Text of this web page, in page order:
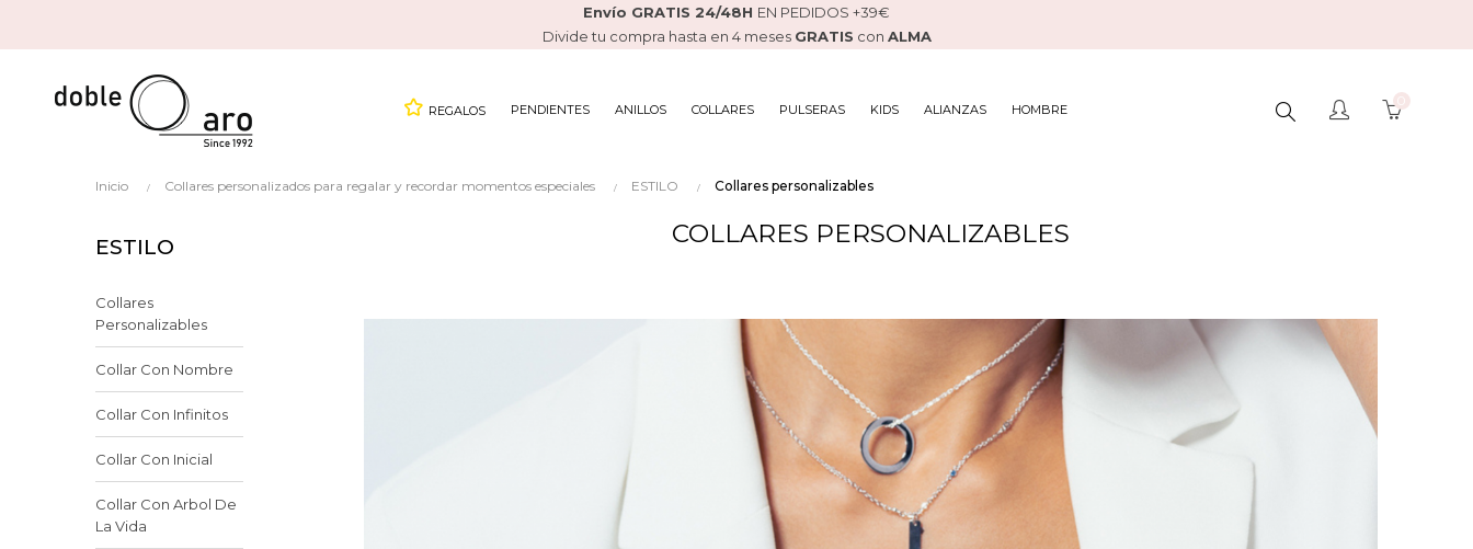
Envío GRATIS 24/48H EN PEDIDOS +39€
Divide tu compra hasta en 4 meses GRATIS con ALMA
REGALOS PENDIENTES ANILLOS COLLARES PULSERAS KIDS ALIANZAS HOMBRE BUSCAR
Inicio Collares personalizados para regalar y recordar momentos especiales ESTILO Collares personalizables
ESTILO
Collares
Personalizables
Collar Con Nombre
Collar Con Infinitos
Collar Con Inicial
Collar Con Arbol De
La Vida
COLLARES PERSONALIZABLES